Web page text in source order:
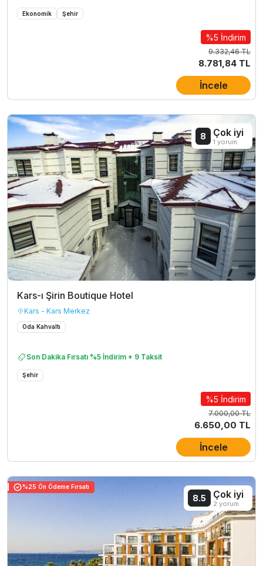
Ekonomik Şehir
%5 İndirim
9.332,46 TL
8.781,84 TL
İncele
Kars-ı Şirin Boutique Hotel
Kars - Kars Merkez
Oda Kahvaltı
Son Dakika Fırsatı %5 İndirim + 9 Taksit
Şehir
8 Çok iyi
1 yorum
%5 İndirim
7.000,00 TL
6.650,00 TL
İncele
%25 Ön Ödeme Fırsatı
8.5 Çok iyi
2 yorum